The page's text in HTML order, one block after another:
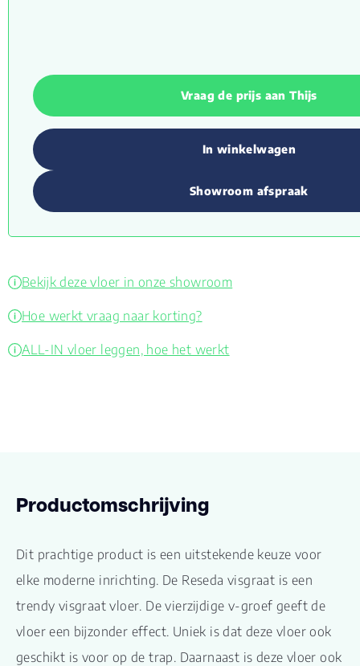
Vraag de prijs aan Thijs
In winkelwagen
Showroom afspraak
Bekijk deze vloer in onze showroom
Hoe werkt vraag naar korting?
ALL-IN vloer leggen, hoe het werkt
Productomschrijving
Dit prachtige product is een uitstekende keuze voor
elke moderne inrichting. De Reseda visgraat is een
trendy visgraat vloer. De vierzijdige v-groef geeft de
vloer een bijzonder effect. Uniek is dat deze vloer ook
geschikt is voor op de trap. Daarnaast is deze vloer ook